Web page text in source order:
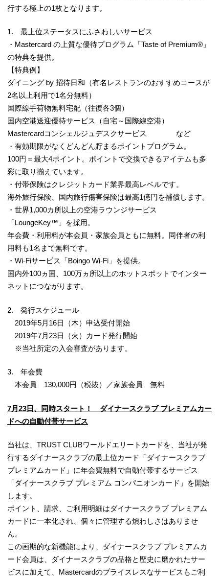
行する極上の1枚となります。
1. 最上位ステータスにふさわしいサービス
・Mastercard の上質な優待プログラム「Taste of Premium®」
の特典を提供。
【特典例】
ダイニング by 招待日和（有名レストランのおすすめコースが
2名以上利用で1名分無料）
国際線手荷物無料宅配（往復各3個）
国内空港送迎優待サービス（自宅～国際線空港）
Mastercardコンシェルジュデスクサービス など
・有効期限がなくどんどん貯まるポイントプログラム。
100円＝最大4ポイント。ポイントで交換できるアイテムも多
彩に取り揃えています。
・付帯保険はクレジットカード業界最高レベルです。
海外旅行保険、国内旅行傷害保険は最高1億円を補償します。
・世界1,000カ所以上の空港ラウンジサービス
「LoungeKey™」を採用。
年会費・利用料が本会員・家族会員ともに無料。同伴者の利
用料も1名まで無料です。
・Wi-Fiサービス「Boingo Wi-Fi」を提供。
国内外100ヵ国、100万ヵ所以上のホットスポットでインター
ネットにつながります。
2. 発行スケジュール
2019年5月16日（木）申込受付開始
2019年7月23日（火）カード発行開始
※当社所定の入会審査があります。
3. 年会費
本会員 130,000円（税抜）／家族会員 無料
7月23日、同時スタート！ ダイナースクラブ プレミアムカー
ドへの自動付帯サービス
当社は、TRUST CLUBワールドエリートカードを、当社が発
行するダイナースクラブの最上位カード「ダイナースクラブ
プレミアムカード」に年会費無料で自動付帯するサービス
「ダイナースクラブ プレミアム コンパニオンカード」を開始
します。
ポイント、請求、ご利用明細はダイナースクラブ プレミアム
カードに一本化され、個々に管理する煩わしさはありませ
ん。
この画期的な新機能により、ダイナースクラブ プレミアムカ
ード会員は、ダイナースクラブの品格と歴史に磨かれたサー
ビスに加えて、Mastercardのプライスレスなサービスもご利